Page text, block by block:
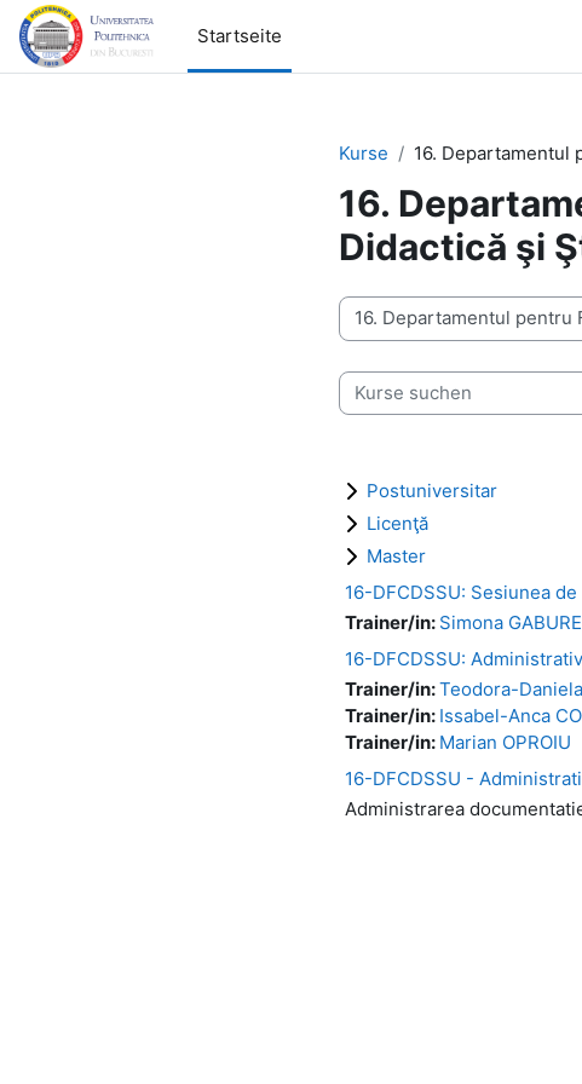
Zum Hauptinhalt
Startseite
Kurse 16. Departamentul
16.
Didactică şi
Kursbereiche
Kurse suchen
Postuniversitar
Licenţă
Master
16-DFCDSSU: Sesiunea
Trainer/in: Simona
16-DFCDSSU:
Trainer/in:Teodora-
Trainer/in: Issabel-Anca
Trainer/in: Marian OPROIU
16-DFCDSSU -
Administrarea